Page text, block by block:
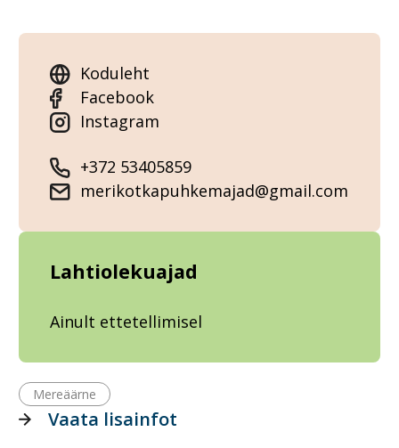
Koduleht
Facebook
Instagram
+372 53405859
merikotkapuhkemajad@gmail.com
Lahtiolekuajad
Ainult ettetellimisel
Mereäärne
Vaata lisainfot